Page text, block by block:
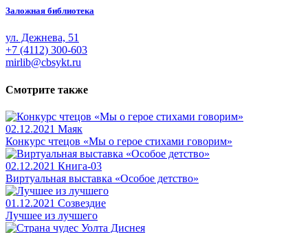
Заложная библиотека
ул. Дежнева, 51
+7 (4112) 300-603
mirlib@cbsykt.ru
Смотрите также
02.12.2021 Маяк
Конкурс чтецов «Мы о герое стихами говорим»
02.12.2021 Книга-03
Виртуальная выставка «Особое детство»
01.12.2021 Созвездие
Лучшее из лучшего